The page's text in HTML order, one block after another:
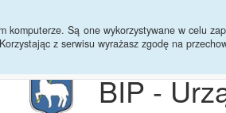
Są one wykorzystywane w celu
z serwisu wyrażasz zgodę na
BIP -